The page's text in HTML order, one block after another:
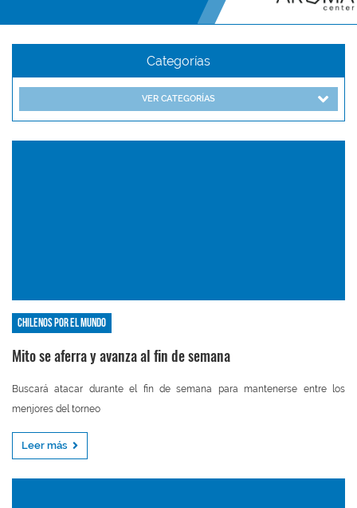
Categorías
VER CATEGORÍAS
Chilenos por el mundo
Mito se aferra y avanza al fin de semana
Buscará atacar durante el fin de semana para mantenerse entre los
menjores del torneo
Leer más